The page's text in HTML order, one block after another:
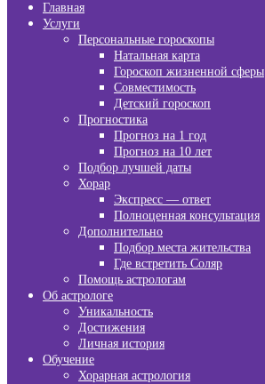
Главная
Услуги
Персональные гороскопы
Натальная карта
Гороскоп жизненной сферы
Совместимость
Детский гороскоп
Прогностика
Прогноз на 1 год
Прогноз на 10 лет
Подбор лучшей даты
Хорар
Экспресс — ответ
Полноценная консультация
Дополнительно
Подбор места жительства
Где встретить Соляр
Помощь астрологам
Об астрологе
Уникальность
Достижения
Личная история
Обучение
Хорарная астрология